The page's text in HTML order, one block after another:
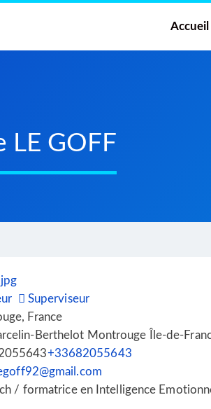
Accueil
LE GOFF
Superviseur
France
Berthelot Montrouge Île-de-
+33682055643
/ formatrice en Intelligence